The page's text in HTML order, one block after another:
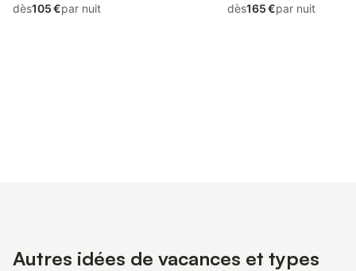
dès105 €par nuit
dès165 €par nuit
Autres idées de vacances et types